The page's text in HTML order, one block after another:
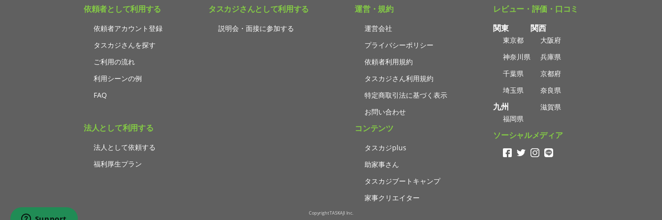
依頼者として利用する
依頼者アカウント登録
タスカジさんを探す
ご利用の流れ
利用シーンの例
FAQ
法人として利用する
法人として依頼する
福利厚生プラン
タスカジさんとして利用する
説明会・面接に参加する
運営・規約
運営会社
プライバシーポリシー
依頼者利用規約
タスカジさん利用規約
特定商取引法に基づく表示
お問い合わせ
コンテンツ
タスカジplus
助家事さん
タスカジブートキャンプ
家事クリエイター
レビュー・評価・口コミ
関東
東京都
神奈川県
千葉県
埼玉県
九州
福岡県
関西
大阪府
兵庫県
京都府
奈良県
滋賀県
ソーシャルメディア
Copyright TASKAJI Inc.